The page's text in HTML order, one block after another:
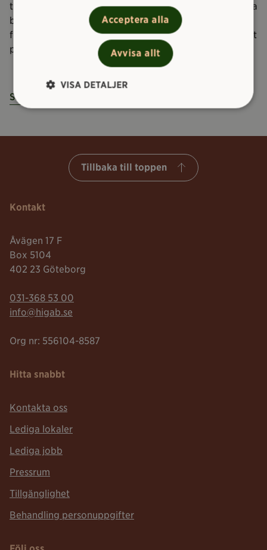
tid för samverkan mellan avdelningarna. Beslutsvägarna
blir i viss mån något kortare framöver och
förhoppningen är att det ska kännas mer nära och rappt
på berörda avdelningar.
Start
Tillbaka till toppen
Kontakt
Åvägen 17 F
Box 5104
402 23 Göteborg
Telefonnummer:
031-368 53 00
Mailadress:
info@higab.se
Org nr: 556104-8587
Hitta snabbt
Kontakta oss
Lediga lokaler
Lediga jobb
Pressrum
Tillgänglighet
Behandling personuppgifter
Acceptera alla
Avvisa allt
VISA DETALJER